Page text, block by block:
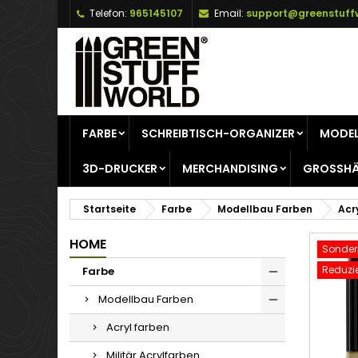
Telefon: 965145107 Email:
FARBE SCHREIBTISCH-ORGANIZER
3D-DRUCKER MERCHANDISING
Startseite Farbe Modellbau Farben
HOME
Farbe
Modellbau Farben
Acryl farben